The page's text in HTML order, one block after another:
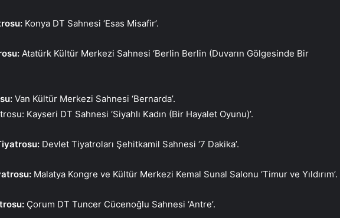
Konya DT Sahnesi ‘Esas Misafir’.
Atatürk Kültür Merkezi Sahnesi ‘Berlin Berlin (Duvarın Gölgesinde Bir
Van Kültür Merkezi Sahnesi ‘Bernarda’.
Kayseri DT Sahnesi ‘Siyahlı Kadın (Bir Hayalet Oyunu)’.
Devlet Tiyatroları Şehitkamil Sahnesi ‘7 Dakika’.
Malatya Kongre ve Kültür Merkezi Kemal Sunal Salonu ‘Timur ve Yıldırım’.
Çorum DT Tuncer Cücenoğlu Sahnesi ‘Antre’.